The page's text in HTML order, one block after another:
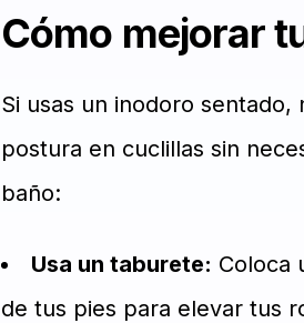
Cómo mejorar
Si usas un inodoro
postura en cuclillas sin
baño:
Usa un taburete: Coloca
de tus pies para elevar tus